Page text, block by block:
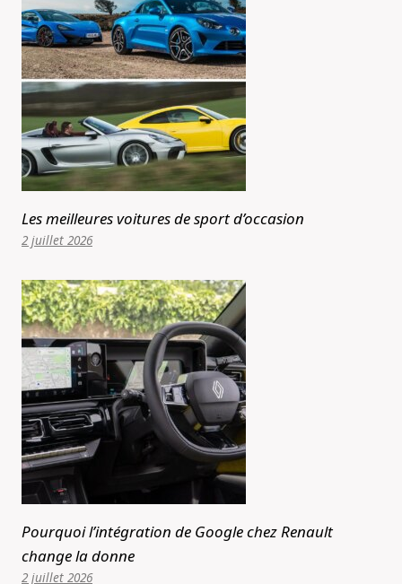
Les meilleures voitures de sport d’occasion
2 juillet 2026
Pourquoi l’intégration de Google chez Renault
change la donne
2 juillet 2026